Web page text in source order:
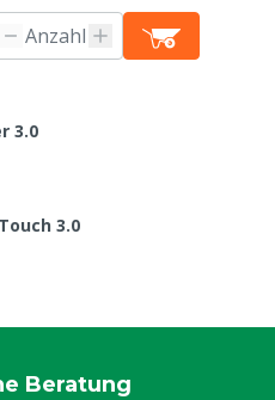
3.0
3.0
Beratung